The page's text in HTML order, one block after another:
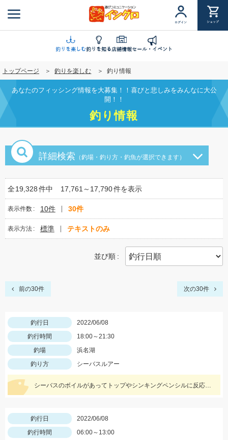
ン
に
移
動
ログイン ショップ
釣りを楽しむ釣りを知る店舗情報セール・イベント
トップページ 釣りを楽しむ 釣り情報
あなたのフィッシング情報を大募集！！喜びと悲しみをみんなに大公
開！！
釣り情報
詳細検索 （釣場・釣り方・釣魚が選択できます）
全19,328件中 17,761～17,790件を表示
表示件数 10件 30件
表示方法 標準 テキストのみ
並び順
前の30件 次の30件
釣行日
2022/06/08
釣行時間
18:00～21:30
釣場
浜名湖
釣り方
シーバスルアー
シーバスのボイルがあってトップやシンキングペンシルに反応がない時はフローティングミノー！！
釣行日
2022/06/08
釣行時間
06:00～13:00